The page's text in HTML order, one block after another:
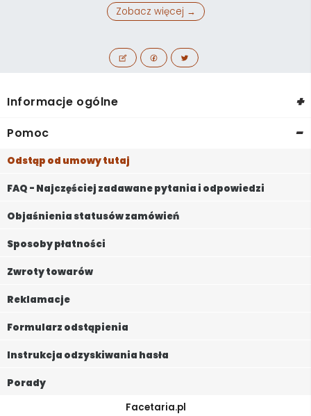
Zobacz więcej →
Informacje ogólne +
Pomoc -
Odstąp od umowy tutaj
FAQ - Najczęściej zadawane pytania i odpowiedzi
Objaśnienia statusów zamówień
Sposoby płatności
Zwroty towarów
Reklamacje
Formularz odstąpienia
Instrukcja odzyskiwania hasła
Porady
Facetaria.pl